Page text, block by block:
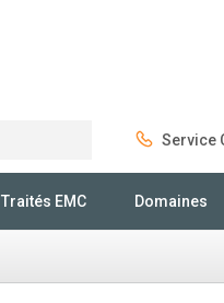
Service
Traités EMC Domaines